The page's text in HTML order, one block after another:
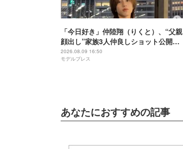
「今日好き」仲陸翔（りくと）、“父親
顔出し”家族3人仲良しショット公開
「素敵な親子関係」「お父さん面白す
ぎる」の声
2026.08.09 16:50
モデルプレス
あなたにおすすめの記事